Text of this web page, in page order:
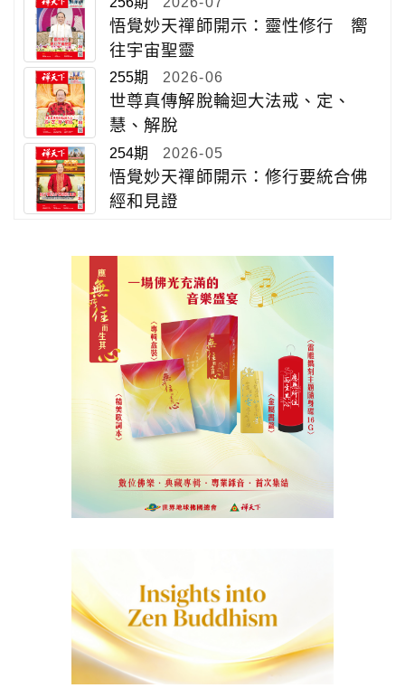
悟覺妙天禪師開示：靈性修行 嚮
往宇宙聖靈
255期 2026-06
世尊真傳解脫輪迴大法戒、定、
慧、解脫
254期 2026-05
悟覺妙天禪師開示：修行要統合佛
經和見證